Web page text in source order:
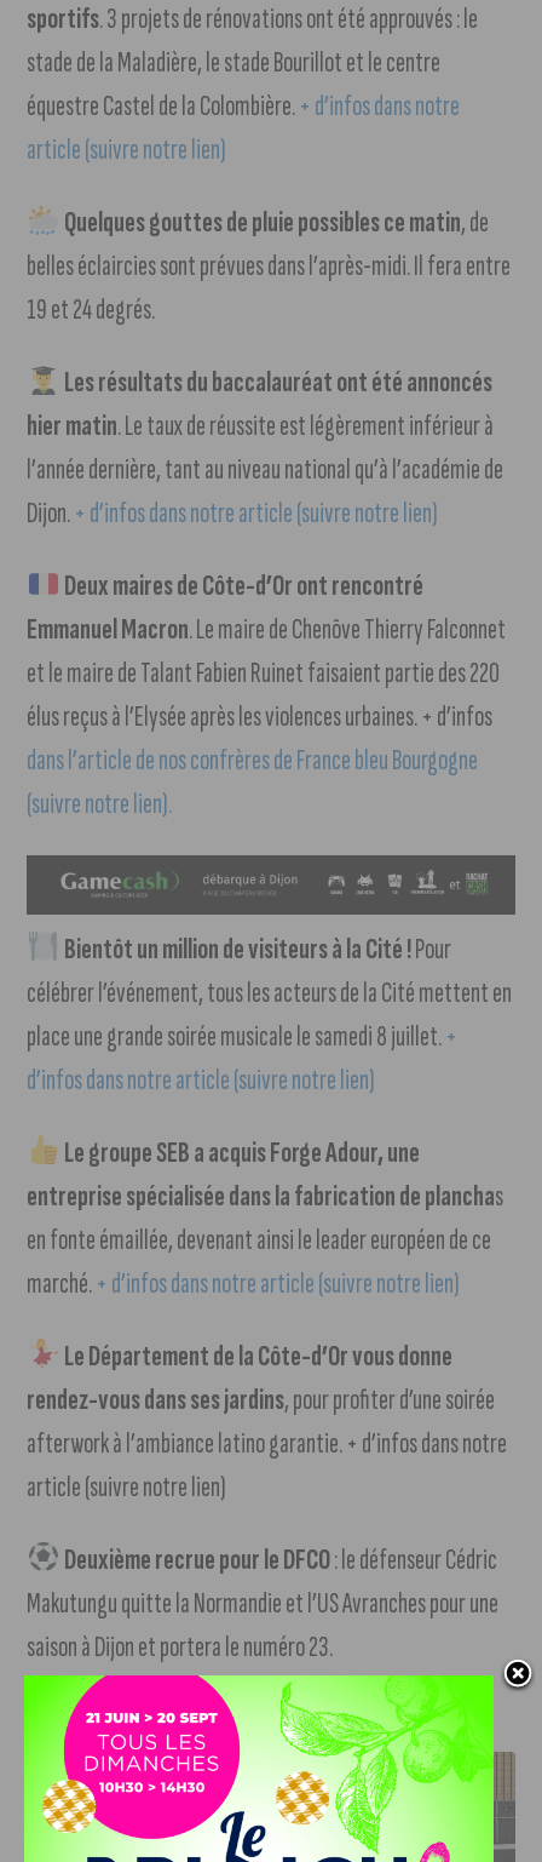
sportifs. 3 projets de rénovations ont été approuvés : le
stade de la Maladière, le stade Bourillot et le centre
équestre Castel de la Colombière.+ d’infos dans notre
article (suivre notre lien)
Quelques gouttes de pluie possibles ce matin, de
belles éclaircies sont prévues dans l’après-midi. Il fera entre
19 et 24 degrés.
Les résultats du baccalauréat ont été annoncés
hier matin. Le taux de réussite est légèrement inférieur à
l’année dernière, tant au niveau national qu’à l’académie de
Dijon.+ d’infos dans notre article (suivre notre lien)
Deux maires de Côte-d’Or ont rencontré
Emmanuel Macron. Le maire de Chenôve Thierry Falconnet
et le maire de Talant Fabien Ruinet faisaient partie des 220
élus reçus à l’Elysée après les violences urbaines. + d’infos
dans l’article de nos confrères de France bleu Bourgogne
(suivre notre lien).
Bientôt un million de visiteurs à la Cité !Pour
célébrer l’événement, tous les acteurs de la Cité mettent en
place une grande soirée musicale le samedi 8 juillet.+
d’infos dans notre article (suivre notre lien)
Le groupe SEB a acquis Forge Adour, une
entreprise spécialisée dans la fabrication de planchas
en fonte émaillée, devenant ainsi le leader européen de ce
marché.+ d’infos dans notre article (suivre notre lien)
Le Département de la Côte-d’Or vous donne
rendez-vous dans ses jardins, pour profiter d’une soirée
afterwork à l’ambiance latino garantie. + d’infos dans notre
article (suivre notre lien)
Deuxième recrue pour le DFCO: le défenseur Cédric
Makutungu quitte la Normandie et l’US Avranches pour une
saison à Dijon et portera le numéro 23.
J'AIME LE DFCO